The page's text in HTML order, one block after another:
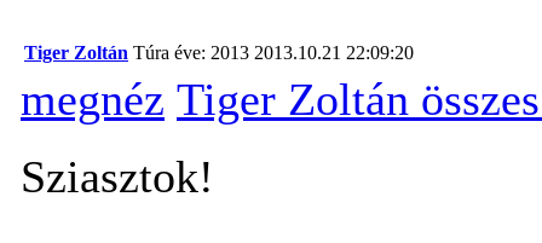
Tiger Zoltán Túra éve: 2013 2013.10.21 22:09:20
megnéz Tiger Zoltán
Sziasztok!